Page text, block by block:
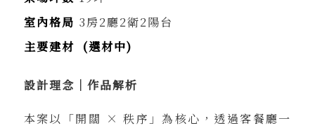
室內格局 3房2廳2衛2陽台
主要建材 (選材中)
設計理念｜作品解析
本案以「開闊 × 秩序」為核心，透過客餐廳一